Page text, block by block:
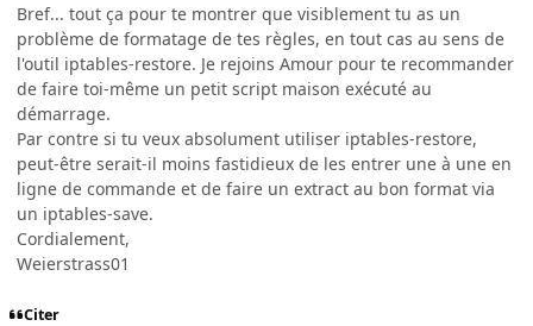
Bref... tout ça pour te montrer que visiblement tu as un
problème de formatage de tes règles, en tout cas au sens de
l'outil iptables-restore. Je rejoins Amour pour te recommander
de faire toi-même un petit script maison exécuté au
démarrage.
Par contre si tu veux absolument utiliser iptables-restore,
peut-être serait-il moins fastidieux de les entrer une à une en
ligne de commande et de faire un extract au bon format via
un iptables-save.
Cordialement,
Weierstrass01
Citer